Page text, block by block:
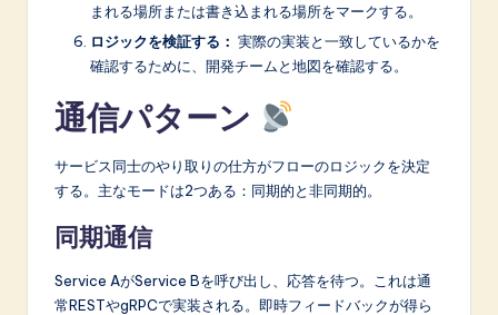
まれる場所または書き込まれる場所をマークする。
ロジックを検証する： 実際の実装と一致しているかを
確認するために、開発チームと地図を確認する。
通信パターン
サービス同士のやり取りの仕方がフローのロジックを決定
する。主なモードは2つある：同期的と非同期的。
同期通信
Service AがService Bを呼び出し、応答を待つ。これは通
常RESTやgRPCで実装される。即時フィードバックが得ら